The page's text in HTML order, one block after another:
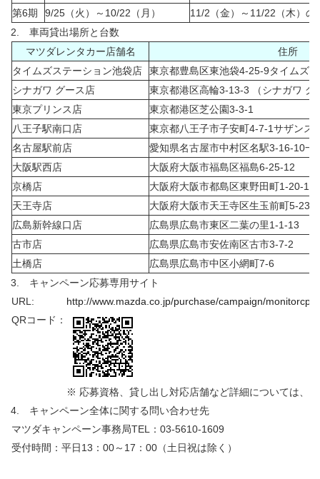
第6期
9/25（火）～10/22（月）
11/2（金）～11/22（木）の
2. 車両貸出場所と台数
マツダレンタカー店舗名
住所
タイムズステーション池袋店
東京都豊島区東池袋4-25-9タイムズ
シナガワ グース店
東京都港区高輪3-13-3 （シナガワ グ
東京プリンス店
東京都港区芝公園3-3-1
八王子駅南口店
東京都八王子市子安町4-7-1サザンス
名古屋駅前店
愛知県名古屋市中村区名駅3-16-10一
大阪駅西店
大阪府大阪市福島区福島6-25-12
京橋店
大阪府大阪市都島区東野田町1-20-11
天王寺店
大阪府大阪市天王寺区生玉前町5-23
広島新幹線口店
広島県広島市東区二葉の里1-1-13
古市店
広島県広島市安佐南区古市3-7-2
土橋店
広島県広島市中区小網町7-6
3. キャンペーン応募専用サイト
URL:
http://www.mazda.co.jp/purchase/campaign/monitorcp/
QRコード：
※ 応募資格、貸し出し対応店舗など詳細については、
4. キャンペーン全体に関する問い合わせ先
マツダキャンペーン事務局TEL：03-5610-1609
受付時間：平日13：00～17：00（土日祝は除く）